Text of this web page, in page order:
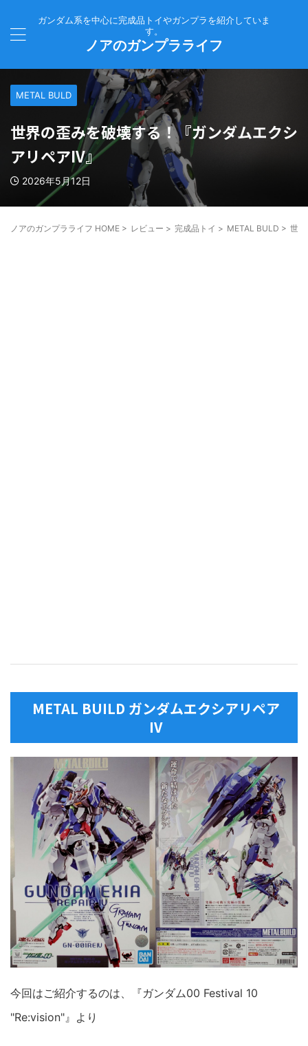
ガンダム系を中心に完成品トイやガンプラを紹介していま
す。
ノアのガンプラライフ
METAL BULD
世界の歪みを破壊する！『ガンダムエクシ
アリペアIV』
2026年5月12日
ノアのガンプラライフ HOME > レビュー > 完成品トイ > METAL BULD > 世
METAL BUILD ガンダムエクシアリペア
IV
今回はご紹介するのは、『ガンダム00 Festival 10
"Re:vision"』より